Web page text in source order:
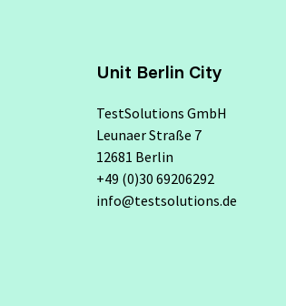
Unit Berlin City
TestSolutions GmbH
Leunaer Straße 7
12681 Berlin
+49 (0)30 69206292
info@testsolutions.de